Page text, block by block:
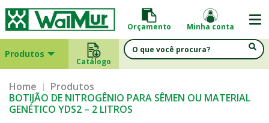
Orçamento Minha conta
Produtos
Catálogo
Home
Produtos
BOTIJÃO DE NITROGÊNIO PARA SÊMEN OU MATERIAL
GENÉTICO YDS2 – 2 LITROS